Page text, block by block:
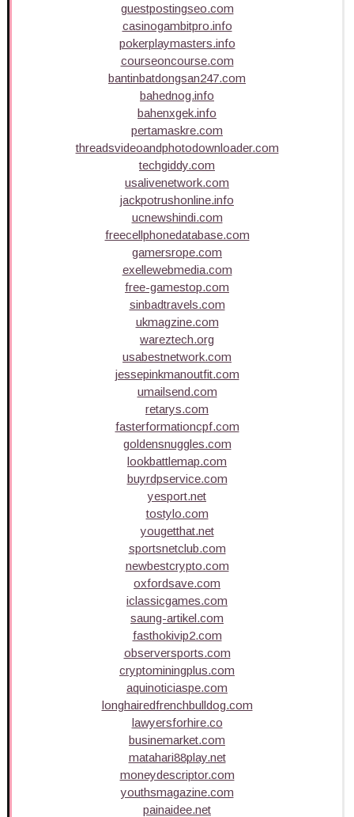
guestpostingseo.com
casinogambitpro.info
pokerplaymasters.info
courseoncourse.com
bantinbatdongsan247.com
bahednog.info
bahenxgek.info
pertamaskre.com
threadsvideoandphotodownloader.com
techgiddy.com
usalivenetwork.com
jackpotrushonline.info
ucnewshindi.com
freecellphonedatabase.com
gamersrope.com
exellewebmedia.com
free-gamestop.com
sinbadtravels.com
ukmagzine.com
wareztech.org
usabestnetwork.com
jessepinkmanoutfit.com
umailsend.com
retarys.com
fasterformationcpf.com
goldensnuggles.com
lookbattlemap.com
buyrdpservice.com
yesport.net
tostylo.com
yougetthat.net
sportsnetclub.com
newbestcrypto.com
oxfordsave.com
iclassicgames.com
saung-artikel.com
fasthokivip2.com
observersports.com
cryptominingplus.com
aquinoticiaspe.com
longhairedfrenchbulldog.com
lawyersforhire.co
businemarket.com
matahari88play.net
moneydescriptor.com
youthsmagazine.com
painaidee.net